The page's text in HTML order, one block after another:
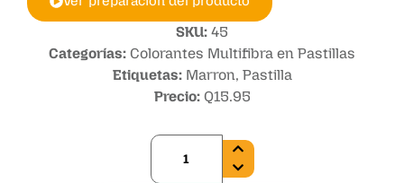
SKU: 45
Categorías: Colorantes Multifibra en Pastillas
Etiquetas: Marron, Pastilla
Precio: Q15.95